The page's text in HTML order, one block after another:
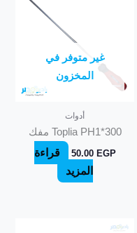
غير متوفر في
المخزون
أدوات
Toplia PH1*300 مفك
50.00 EGP
قراءة
المزيد